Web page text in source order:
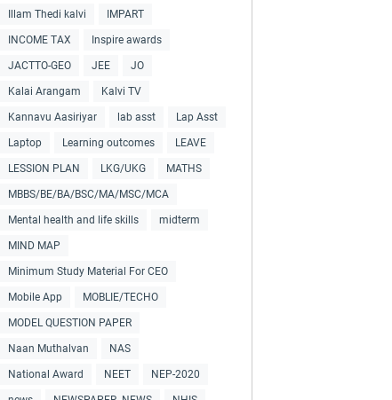
Illam Thedi kalvi IMPART
INCOME TAX Inspire awards
JACTTO-GEO JEE JO
Kalai Arangam Kalvi TV
Kannavu Aasiriyar lab asst Lap Asst
Laptop Learning outcomes LEAVE
LESSION PLAN LKG/UKG MATHS
MBBS/BE/BA/BSC/MA/MSC/MCA
Mental health and life skills midterm
MIND MAP
Minimum Study Material For CEO
Mobile App MOBLIE/TECHO
MODEL QUESTION PAPER
Naan Muthalvan NAS
National Award NEET NEP-2020